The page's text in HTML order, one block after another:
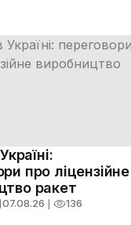
про ліцензійне
ракет
07.08.26 ❘ 136